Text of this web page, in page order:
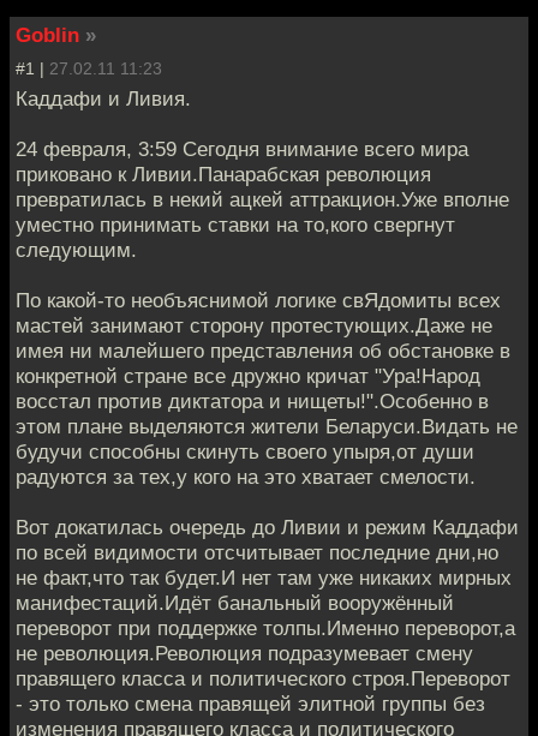
Goblin »
#1 | 27.02.11 11:23
Каддафи и Ливия.
24 февраля, 3:59 Сегодня внимание всего мира
приковано к Ливии.Панарабская революция
превратилась в некий ацкей аттракцион.Уже вполне
уместно принимать ставки на то,кого свергнут
следующим.
По какой-то необъяснимой логике свЯдомиты всех
мастей занимают сторону протестующих.Даже не
имея ни малейшего представления об обстановке в
конкретной стране все дружно кричат "Ура!Народ
восстал против диктатора и нищеты!".Особенно в
этом плане выделяются жители Беларуси.Видать не
будучи способны скинуть своего упыря,от души
радуются за тех,у кого на это хватает смелости.
Вот докатилась очередь до Ливии и режим Каддафи
по всей видимости отсчитывает последние дни,но
не факт,что так будет.И нет там уже никаких мирных
манифестаций.Идёт банальный вооружённый
переворот при поддержке толпы.Именно переворот,а
не революция.Революция подразумевает смену
правящего класса и политического строя.Переворот
- это только смена правящей элитной группы без
изменения правящего класса и политического